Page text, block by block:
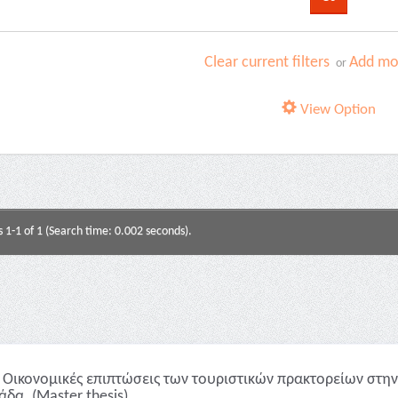
Clear current filters orAdd
View Option
1-1 of 1 (Search time: 0.002 seconds).
επιπτώσεις των τουριστικών πρακτορείων